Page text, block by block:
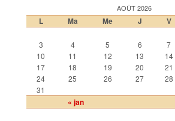
AOÛT 2026
L Ma Me J V
« jan
3
4 5 6 7
10
11 12 13 14
17
18 19 20 21
24
25 26 27 28
31